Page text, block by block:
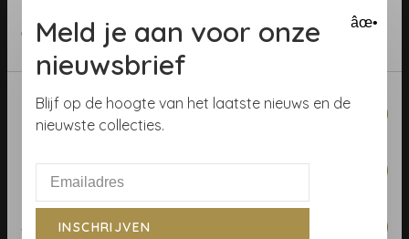
of their services.
Consent
Selection
Necessary
Statistics
Telefoon: +31 (0)23 531 90 08
E-mail: info@demooistemuren.nl
Adres: Zijlstraat 83, Haarlem
Algemene voorwaarden
âœ•
Meld je aan voor onze
nieuwsbrief
Blijf op de hoogte van het laatste nieuws en de
nieuwste collecties.
INSCHRIJVEN